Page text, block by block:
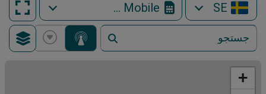
SE
Telenor Mobile
+